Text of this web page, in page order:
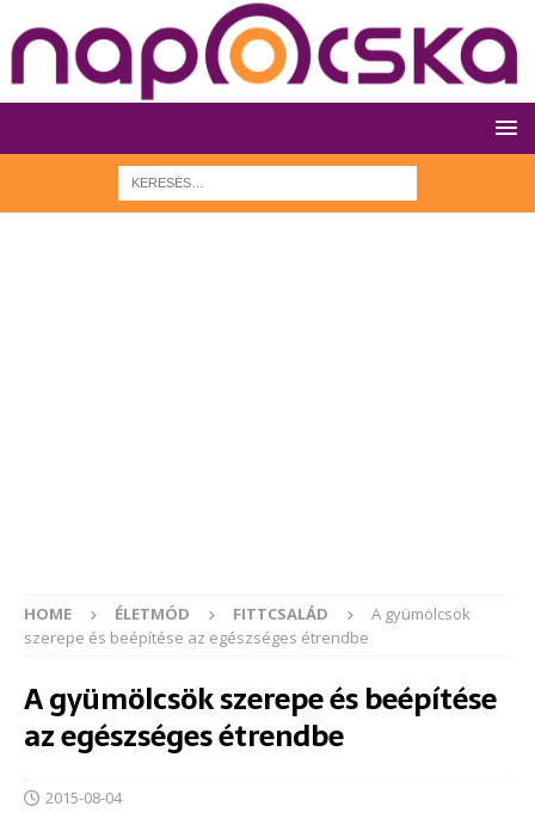
HOME ÉLETMÓD FITTCSALÁD
A gyümölcsök
szerepe és beépítése az egészséges étrendbe
A gyümölcsök szerepe és beépítése
az egészséges étrendbe
2015-08-04